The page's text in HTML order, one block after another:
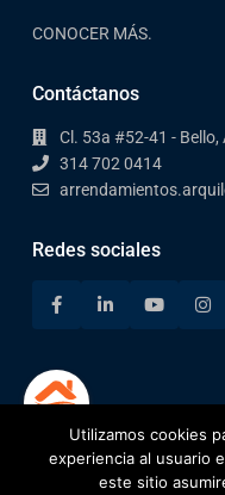
CONOCER MÁS.
Contáctanos
Cl. 53a #52-41 -
314 702 0414
Redes sociales
1
Utilizamos cookies
experiencia al usuario
este sitio